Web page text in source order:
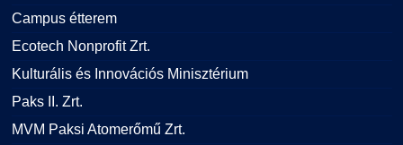
Campus étterem
Ecotech Nonprofit Zrt.
Kulturális és Innovációs Minisztérium
Paks II. Zrt.
MVM Paksi Atomerőmű Zrt.